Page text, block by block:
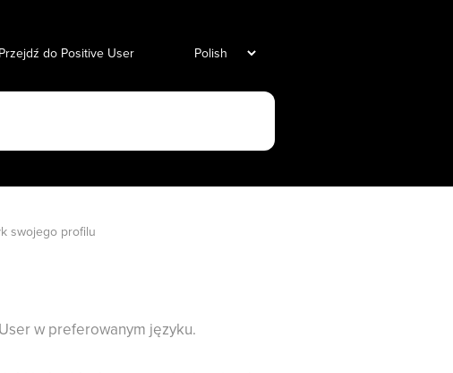
Przejdź do Positive User
swojego profilu
w preferowanym języku.